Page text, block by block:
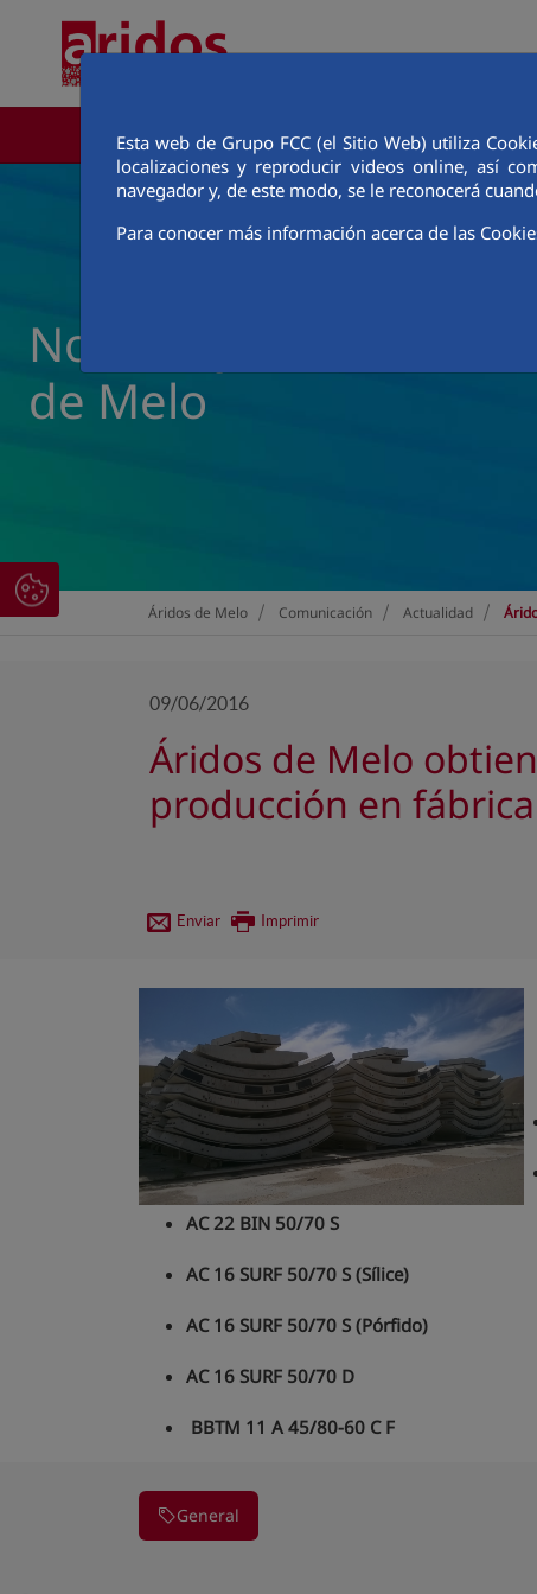
Saltar al contenido principal
Esta web de Grupo FCC (el Sitio Web) utiliza
localizaciones y reproducir videos online, así
navegador y, de este modo, se le reconocerá
Para conocer más información acerca de las
ÁREA CORPORATIVA
Noticias y actualidad
de Melo
Áridos de Melo Comunicación >Actualidad >
09/06/2016
Áridos de Melo
producción en fábrica
Enviar Imprimir
AC 22 BIN 50/70 S
AC 16 SURF 50/70 S (Sílice)
AC 16 SURF 50/70 S (Pórfido)
AC 16 SURF 50/70 D
BBTM 11 A 45/80-60 C F
General